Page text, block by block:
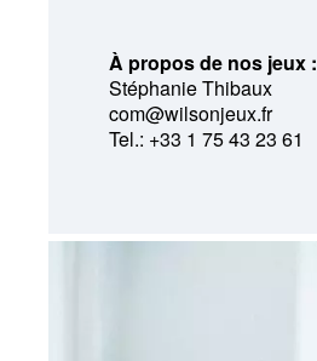
À propos de nos jeux :
Stéphanie Thibaux
com@wilsonjeux.fr
Tel.: +33 1 75 43 23 61